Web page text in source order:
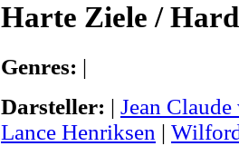
Harte Ziele /
Genres: |
Darsteller: | Jean
Lance Henriksen |